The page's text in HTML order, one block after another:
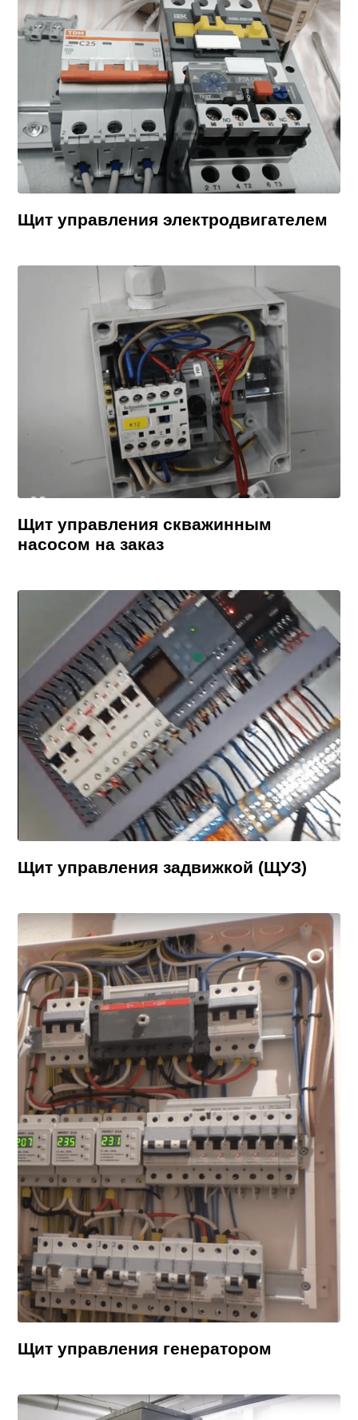
Щит управления электродвигателем
Щит управления скважинным
насосом на заказ
Щит управления задвижкой (ЩУЗ)
Щит управления генератором